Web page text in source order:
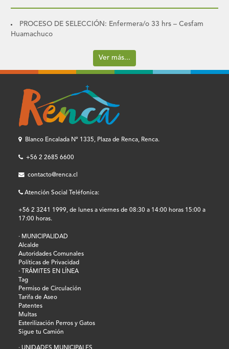
PROCESO DE SELECCIÓN: Enfermera/o 33 hrs – Cesfam
Huamachuco
Ver más...
Blanco Encalada Nº 1335, Plaza de Renca, Renca.
+56 2 2685 6600
contacto@renca.cl
Atención Social Teléfonica:
+56 2 3241 1999, de lunes a viernes de 08:30 a 14:00 horas 15:00 a
17:00 horas.
· MUNICIPALIDAD
Alcalde
Autoridades Comunales
Políticas de Privacidad
· TRÁMITES EN LÍNEA
Tag
Permiso de Circulación
Tarifa de Aseo
Patentes
Multas
Esterilización Perros y Gatos
Sigue tu Camión